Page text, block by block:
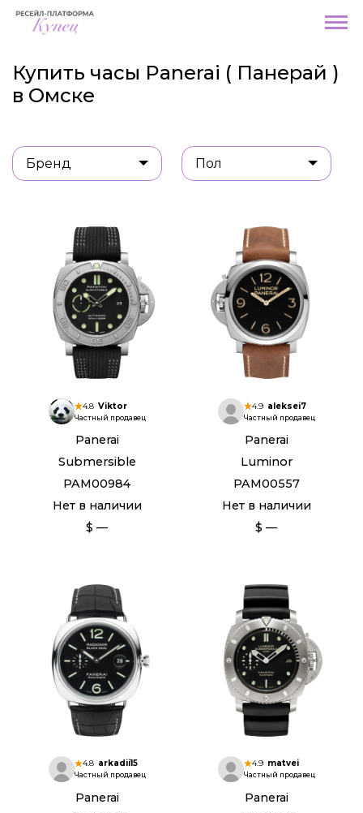
Купить часы Panerai ( Панерай )
в Омске
Бренд Пол
4.8 Viktor
Частный продавец
Panerai
Submersible
PAM00984
Нет в наличии
$ —
4.9 aleksei7
Частный продавец
Panerai
Luminor
PAM00557
Нет в наличии
$ —
4.8 arkadii15
Частный продавец
Panerai
4.9 matvei
Частный продавец
Panerai